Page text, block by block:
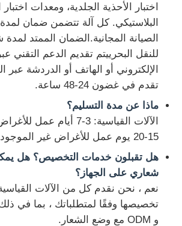
اختبار الأحذية الجلدية، ومعدات
الصيانة المجانية.الضمان الممتد
للنقل البحرييتم تقديم الدعم التقني
الإلكتروني أو الهاتف أو الدردشة عبر
تقدم في غضون 24-48 ساعة.
ماذا عن مدة التسليم؟
الآلات القياسية: 3-7 أيام
15-20 يوم عمل للأغراض غير الموجودة.
هل تقبلون خدمات التخصيص؟ هل
شعاري على الجهاز؟
نعم ، نحن نقدم كل من الآلات
و ODM مع وضع الشعار.